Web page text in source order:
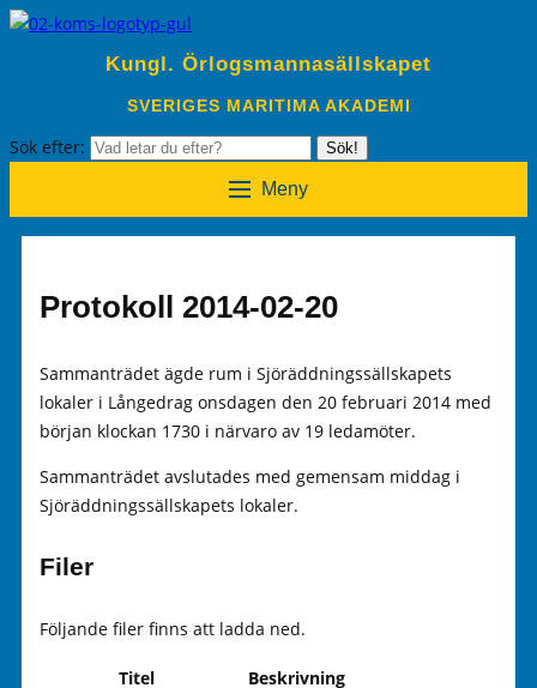
Kungl. Örlogsmannasällskapet
SVERIGES MARITIMA AKADEMI
Sök efter: Sök!
Meny
Protokoll 2014-02-20
Sammanträdet ägde rum i Sjöräddningssällskapets
lokaler i Långedrag onsdagen den 20 februari 2014 med
början klockan 1730 i närvaro av 19 ledamöter.
Sammanträdet avslutades med gemensam middag i
Sjöräddningssällskapets lokaler.
Filer
Följande filer finns att ladda ned.
Titel
Beskrivning